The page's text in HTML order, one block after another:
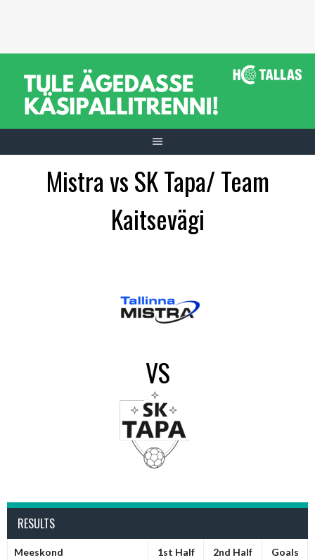
Mistra vs SK Tapa/ Team
Kaitsevägi
VS
RESULTS
Meeskond 1st Half 2nd Half Goals